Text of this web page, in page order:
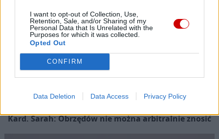
I want to opt-out of Collection, Use,
Retention, Sale, and/or Sharing of my
Personal Data that Is Unrelated with the
Purposes for which it was collected.
Opted Out
CONFIRM
Data Deletion Data Access Privacy Policy
Kard. Sarah: Obrzędów nie można arbitralnie znosić